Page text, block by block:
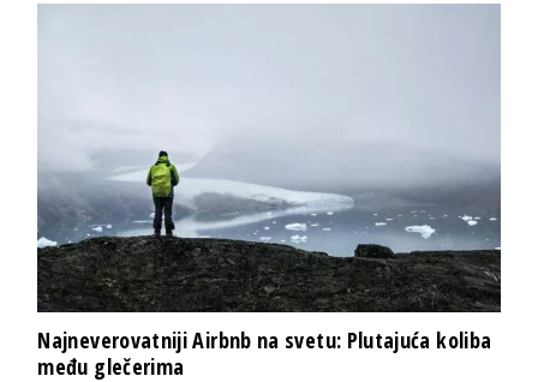
Najneverovatniji Airbnb na svetu: Plutajuća koliba
među glečerima